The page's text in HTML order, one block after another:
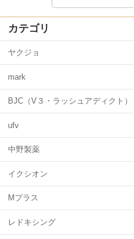
カテゴリ
ヤクジョ
mark
BJC（V３・ラッシュアディクト）
ufv
中野製薬
イクシオン
Mプラス
レドキシング